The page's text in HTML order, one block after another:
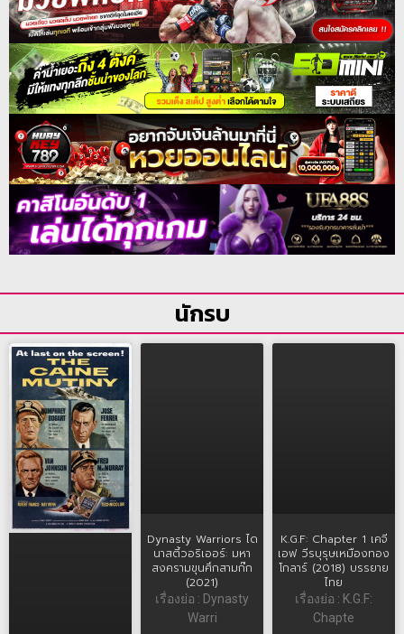
นักรบ
Dynasty Warriors ได
นาสตี้วอริเออร์: มหา
สงครามขุนศึกสามก๊ก
(2021)
เรื่องย่อ : Dynasty
Warri
K.G.F: Chapter 1 เคจี
เอฟ วีรบุรุษเหมืองทอง
โกลาร์ (2018) บรรยาย
ไทย
เรื่องย่อ : K.G.F:
Chapte